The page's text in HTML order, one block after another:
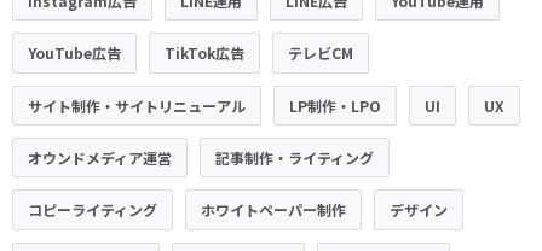
YouTube広告 TikTok広告 テレビCM
サイト制作・サイトリニューアル LP制作・LPO UI UX
オウンドメディア運営 記事制作・ライティング
コピーライティング ホワイトペーパー制作 デザイン